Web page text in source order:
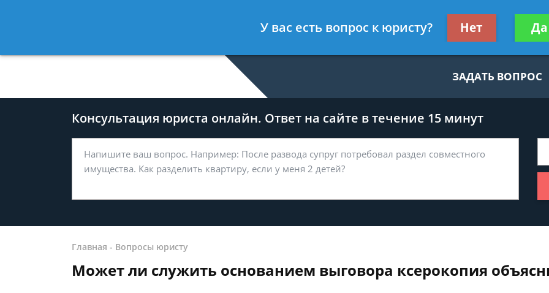
- Юрист по гражданскому праву
Получите
ЗАДАТЬ ВОПРОС
Консультация юриста онлайн. Ответ на сайте в течение 15 минут
Главная - Вопросы юристу
Может ли служить основанием выговора ксерокопия
У вас есть вопрос к юристу? Нет Да